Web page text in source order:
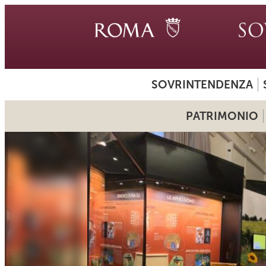
SOVRINTENDENZA
PATRIMONIO